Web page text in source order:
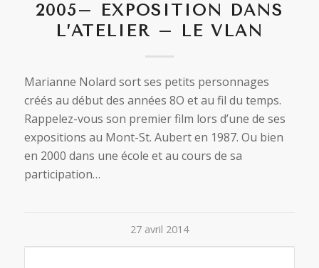
2005– EXPOSITION DANS
L’ATELIER – LE VLAN
Marianne Nolard sort ses petits personnages
créés au début des années 8O et au fil du temps.
Rappelez-vous son premier film lors d’une de ses
expositions au Mont-St. Aubert en 1987. Ou bien
en 2000 dans une école et au cours de sa
participation…
27 avril 2014